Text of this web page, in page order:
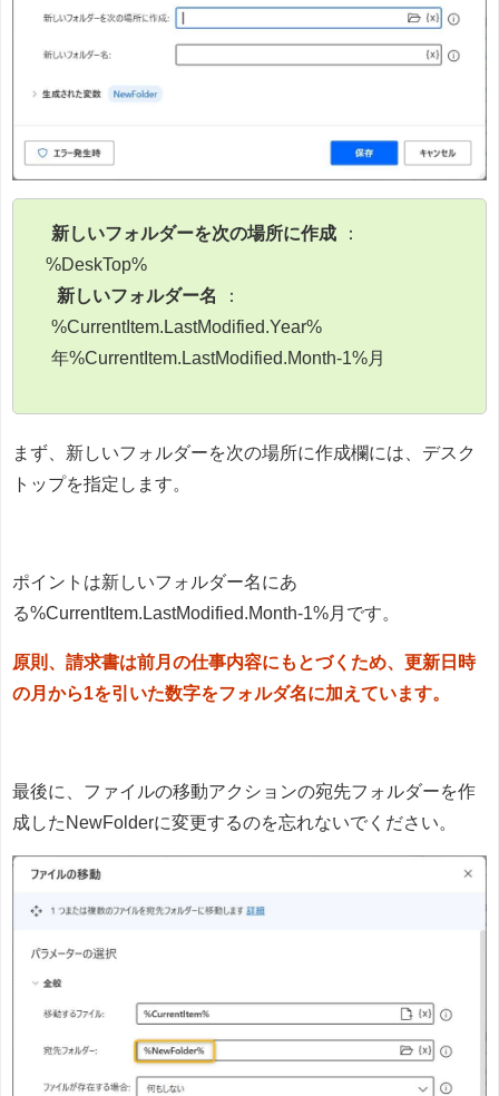
新しいフォルダーを次の場所に作成
：
%DeskTop%
新しいフォルダー名
：
%CurrentItem.LastModified.Year%
年%CurrentItem.LastModified.Month-1%月
まず、新しいフォルダーを次の場所に作成欄には、デスク
トップを指定します。
ポイントは新しいフォルダー名にあ
る%CurrentItem.LastModified.Month-1%月です。
原則、請求書は前月の仕事内容にもとづくため、更新日時
の月から1を引いた数字をフォルダ名に加えています。
最後に、ファイルの移動アクションの宛先フォルダーを作
成したNewFolderに変更するのを忘れないでください。